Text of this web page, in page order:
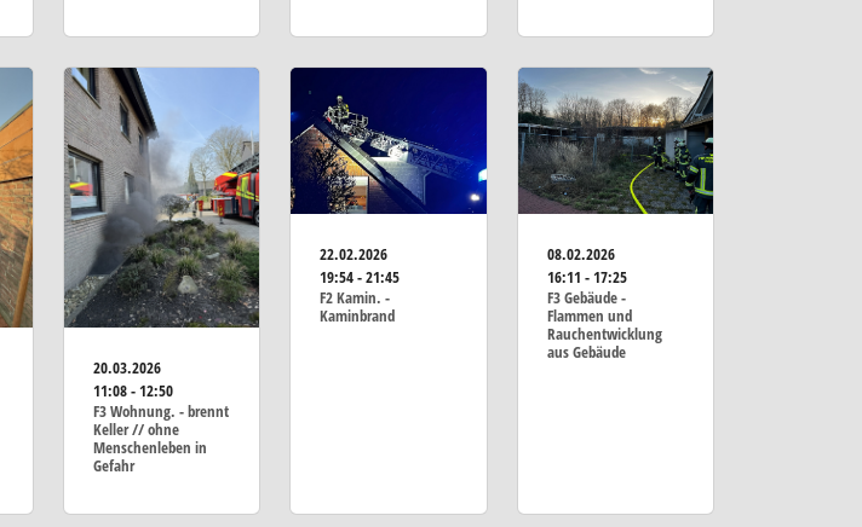
20.03.2026
11:08 - 12:50
F3 Wohnung. - brennt
Keller // ohne
Menschenleben in
Gefahr
22.02.2026
19:54 - 21:45
F2 Kamin. -
Kaminbrand
08.02.2026
16:11 - 17:25
F3 Gebäude -
Flammen und
Rauchentwicklung
aus Gebäude